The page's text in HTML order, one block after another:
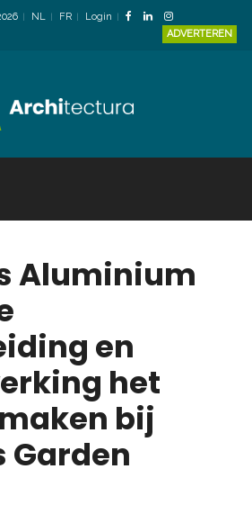
NL FR
Login
ADVERTEREN
Aluminium
en
het
bij
Garden